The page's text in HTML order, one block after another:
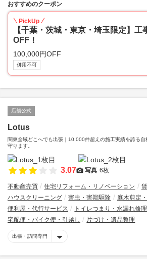
おすすめのクーポン
PickUp
【千葉・茨城・東京・埼玉限定】工
OFF！
100,000円OFF
併用不可
店舗公式
Lotus
関東全域どこへでも出張｜10,000件超えの施工実績を誇る自
守ります。
3.07 写真 6枚
不動産売買 住宅リフォーム・リノベーション
ハウスクリーニング
害虫・害獣駆除
庭木剪定
便利屋・代行サービス
トイレつまり・水漏れ修
宅配便・バイク便・引越し
片づけ・遺品整理
出張・訪問専門